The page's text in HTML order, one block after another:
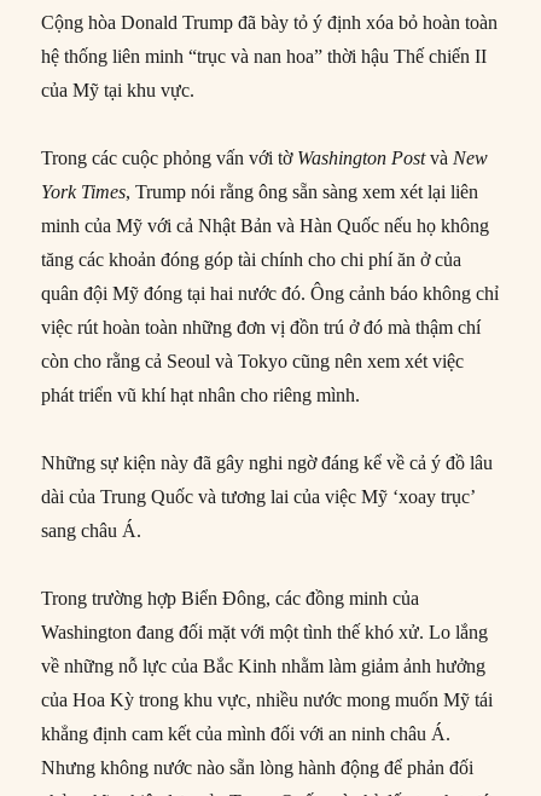
Cộng hòa Donald Trump đã bày tỏ ý định xóa bỏ hoàn toàn
hệ thống liên minh “trục và nan hoa” thời hậu Thế chiến II
của Mỹ tại khu vực.
Trong các cuộc phỏng vấn với tờ Washington PostvàNew
York Times, Trump nói rằng ông sẵn sàng xem xét lại liên
minh của Mỹ với cả Nhật Bản và Hàn Quốc nếu họ không
tăng các khoản đóng góp tài chính cho chi phí ăn ở của
quân đội Mỹ đóng tại hai nước đó. Ông cảnh báo không chỉ
việc rút hoàn toàn những đơn vị đồn trú ở đó mà thậm chí
còn cho rằng cả Seoul và Tokyo cũng nên xem xét việc
phát triển vũ khí hạt nhân cho riêng mình.
Những sự kiện này đã gây nghi ngờ đáng kể về cả ý đồ lâu
dài của Trung Quốc và tương lai của việc Mỹ ‘xoay trục’
sang châu Á.
Trong trường hợp Biển Đông, các đồng minh của
Washington đang đối mặt với một tình thế khó xử. Lo lắng
về những nỗ lực của Bắc Kinh nhằm làm giảm ảnh hưởng
của Hoa Kỳ trong khu vực, nhiều nước mong muốn Mỹ tái
khẳng định cam kết của mình đối với an ninh châu Á.
Nhưng không nước nào sẵn lòng hành động để phản đối